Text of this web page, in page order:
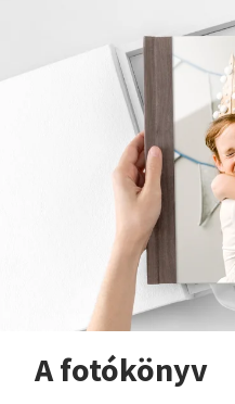
A fotókönyv